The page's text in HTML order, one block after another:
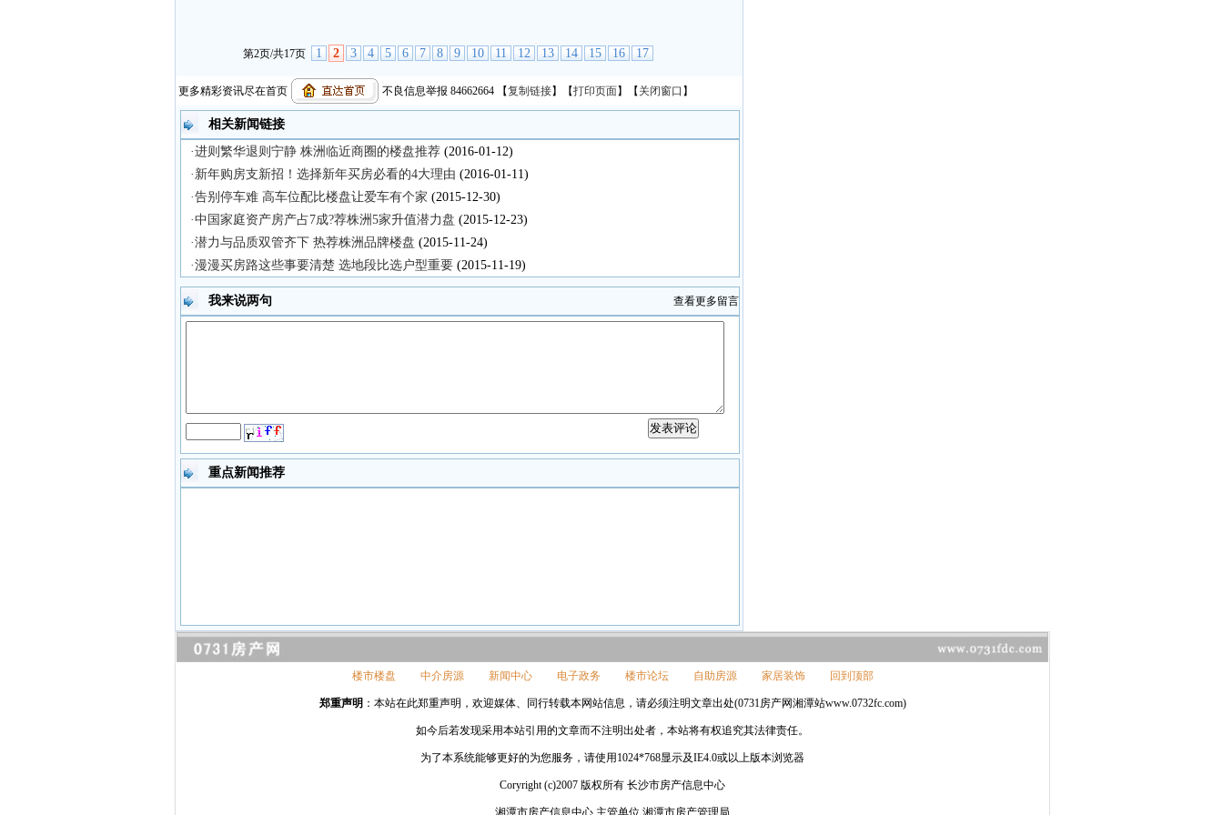
第2页/共17页 1 2 3 4 5 6 7 8 9 10 11 12 13 14 15 16 17
更多精彩资讯尽在首页 不良信息举报 84662664 【复制链接】【打印页面】【 关闭窗口 】
相关新闻链接
·进则繁华退则宁静 株洲临近商圈的楼盘推荐 (2016-01-12)
·新年购房支新招！选择新年买房必看的4大理由 (2016-01-11)
·告别停车难 高车位配比楼盘让爱车有个家 (2015-12-30)
·中国家庭资产房产占7成?荐株洲5家升值潜力盘 (2015-12-23)
·潜力与品质双管齐下 热荐株洲品牌楼盘 (2015-11-24)
·漫漫买房路这些事要清楚 选地段比选户型重要 (2015-11-19)
我来说两句 查看更多留言
重点新闻推荐
楼市楼盘 中介房源 新闻中心 电子政务 楼市论坛 自助房源 家居装饰 回到顶部
郑重声明 ：本站在此郑重声明，欢迎媒体、同行转载本网站信息，请必须注明文章出处(0731房产网湘潭站www.0732fc.com)
如今后若发现采用本站引用的文章而不注明出处者，本站将有权追究其法律责任。
为了本系统能够更好的为您服务，请使用1024*768显示及IE4.0或以上版本浏览器
Coryright (c)2007 版权所有 长沙市房产信息中心
湘潭市房产信息中心 主管单位 湘潭市房产管理局